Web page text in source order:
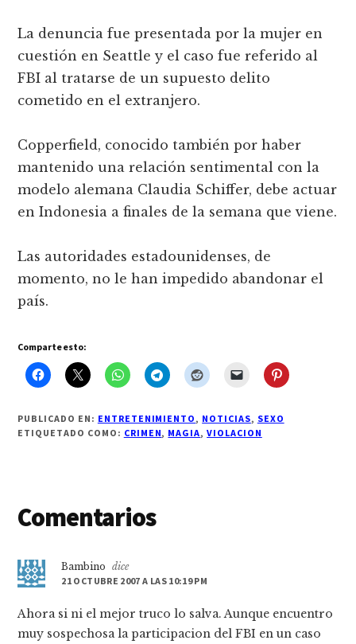
La denuncia fue presentada por la mujer en
cuestión en Seattle y el caso fue referido al
FBI al tratarse de un supuesto delito
cometido en el extranjero.
Copperfield, conocido también por haber
mantenido una relación sentimental con la
modelo alemana Claudia Schiffer, debe actuar
en Indonesia a finales de la semana que viene.
Las autoridades estadounidenses, de
momento, no le han impedido abandonar el
paí­s.
Comparte esto:
PUBLICADO EN: ENTRETENIMIENTO, NOTICIAS, SEXO
ETIQUETADO COMO: CRIMEN, MAGIA,VIOLACION
Interacciones
los
lectores
Comentarios
Bambino
dice
21 OCTUBRE 2007 A LAS 10:19 PM
Ahora si ni el mejor truco lo salva. Aunque encuentro
muy sospechosa la participacion del FBI en un caso